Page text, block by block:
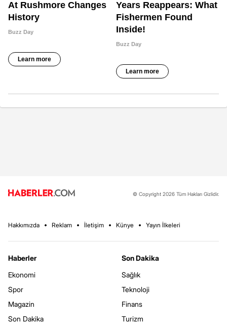
© Copyright 2026 Tüm Hakları Gizlidir.
Hakkımızda Reklam İletişim Künye Yayın İlkeleri
Haberler
Ekonomi
Spor
Magazin
Son Dakika
Son Dakika
Sağlık
Teknoloji
Finans
Turizm